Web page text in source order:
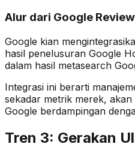
Alur dari Google
Google kian
hasil penelusuran Google
dalam hasil metasearch
Integrasi ini berarti
sekadar metrik merek,
Google berdampingan
Tren 3: Gerakan